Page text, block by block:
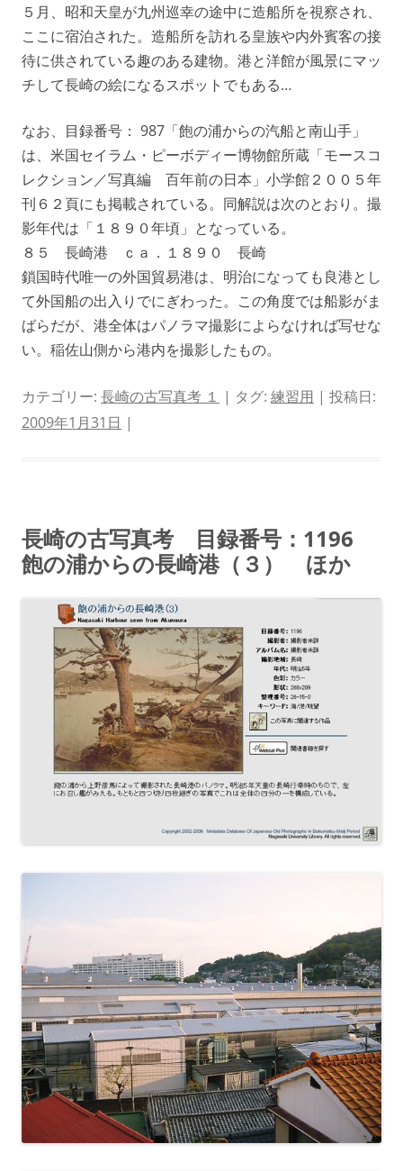
５月、昭和天皇が九州巡幸の途中に造船所を視察され、
ここに宿泊された。造船所を訪れる皇族や内外賓客の接
待に供されている趣のある建物。港と洋館が風景にマッ
チして長崎の絵になるスポットでもある…
なお、目録番号： 987「飽の浦からの汽船と南山手」
は、米国セイラム・ピーボディー博物館所蔵「モースコ
レクション／写真編 百年前の日本」小学館２００５年
刊６２頁にも掲載されている。同解説は次のとおり。撮
影年代は「１８９０年頃」となっている。
８５ 長崎港 ｃａ．１８９０ 長崎
鎖国時代唯一の外国貿易港は、明治になっても良港とし
て外国船の出入りでにぎわった。この角度では船影がま
ばらだが、港全体はパノラマ撮影によらなければ写せな
い。稲佐山側から港内を撮影したもの。
カテゴリー: 長崎の古写真考 １ | タグ: 練習用 | 投稿日:
2009年1月31日 |
長崎の古写真考 目録番号：1196
飽の浦からの長崎港（３） ほか